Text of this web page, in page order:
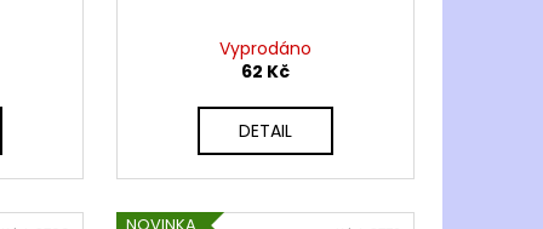
Vyprodáno
62 Kč
DETAIL